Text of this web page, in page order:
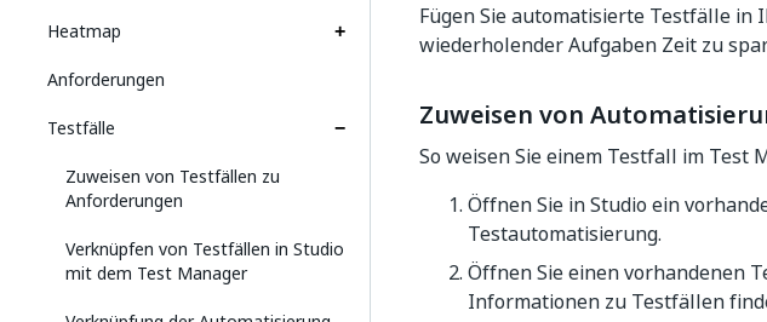
Heatmap
Anforderungen
Testfälle
Zuweisen von Testfällen zu
Anforderungen
Verknüpfen von Testfällen in Studio
mit dem Test Manager
Fügen Sie automatisierte Testfälle
wiederholender Aufgaben Zeit zu
Zuweisen von
So weisen Sie einem Testfall im Test
Öffnen Sie in Studio ein
Testautomatisierung.
Öffnen Sie einen vorhandenen
Informationen zu Testfällen